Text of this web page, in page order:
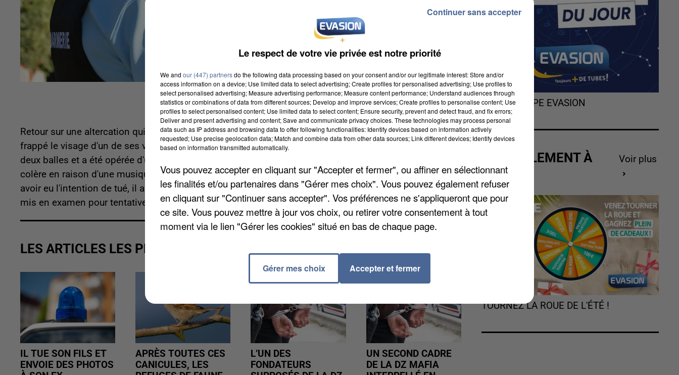
Retour sur une altercation qui aurait pu virer au drame jeudi soir à Senonches. Un homme de 62 ans a
frappé le visage d'un de ses voisins à coup de crosse et a tiré dans le dos d'un autre. La victime a reçu
deux balles et a été opérée d'urgence dans un hôpital parisien. L'homme aurait agi sous le coup de la
colère en raison d'une musique trop forte, selonl'Echo Républicain. Il a certifié aux enquêteurs ne pas
avoir eu l'intention de tué, il aurait juste voulu faire peur. L'enquête se poursuit et ce dernier pourrait être
mis en examen pour tentative de meurtre.
LES ARTICLES LES PLUS VUS
IL TUE SON FILS ET
ENVOIE DES PHOTOS
APRÈS TOUTES CES
CANICULES, LES
L’UN DES
FONDATEURS
UN SECOND CADRE
DE LA DZ MAFIA
L'HOROSCOPE EVASION
ACTUELLEMENT À
GAGNER
Voir plus
TOURNEZ LA ROUE DE L'ÉTÉ !
Le respect de votre vie privée est notre priorité
We and our (447) partnersdo the following data processing based on your consent and/or our legitimate interest: Store and/or
access information on a device; Use limited data to select advertising; Create profiles for personalised advertising; Use profiles to
select personalised advertising; Measure advertising performance; Measure content performance; Understand audiences through
statistics or combinations of data from different sources; Develop and improve services; Create profiles to personalise content; Use
profiles to select personalised content; Use limited data to select content; Ensure security, prevent and detect fraud, and fix errors;
Deliver and present advertising and content; Save and communicate privacy choices. These technologies may process personal
data such as IP address and browsing data to offer following functionalities: Identify devices based on information actively
requested; Use precise geolocation data; Match and combine data from other data sources; Link different devices; Identify devices
based on information transmitted automatically.
Vous pouvez accepter en cliquant sur "Accepter et fermer", ou affiner en sélectionnant
les finalités et/ou partenaires dans "Gérer mes choix". Vous pouvez également refuser
en cliquant sur "Continuer sans accepter". Vos préférences ne s'appliqueront que pour
ce site. Vous pouvez mettre à jour vos choix, ou retirer votre consentement à tout
moment via le lien "Gérer les cookies" situé en bas de chaque page.
Gérer mes choix Accepter et fermer
Continuer sans accepter